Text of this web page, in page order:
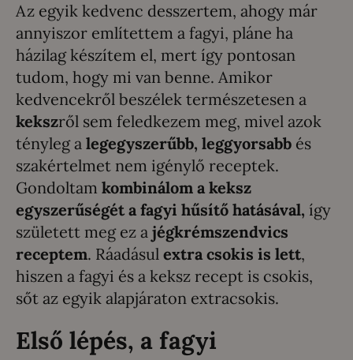
Az egyik kedvenc desszertem, ahogy már
annyiszor említettem a fagyi, pláne ha
házilag készítem el, mert így pontosan
tudom, hogy mi van benne. Amikor
kedvencekről beszélek természetesen a
kekszről sem feledkezem meg, mivel azok
tényleg a legegyszerűbb, leggyorsabb és
szakértelmet nem igénylő receptek.
Gondoltam kombinálom a keksz
egyszerűségét a fagyi hűsítő hatásával, így
született meg ez a jégkrémszendvics
receptem. Ráadásul extra csokis is lett,
hiszen a fagyi és a keksz recept is csokis,
sőt az egyik alapjáraton extracsokis.
Első lépés, a fagyi